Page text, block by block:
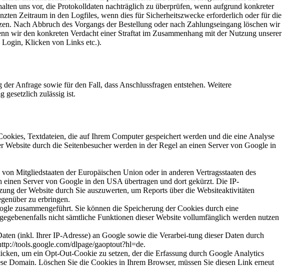
uns vor, die Protokolldaten nachträglich zu überprüfen, wenn aufgrund konkreter
Zeitraum in den Logfiles, wenn dies für Sicherheitszwecke erforderlich oder für die
Nach Abbruch des Vorgangs der Bestellung oder nach Zahlungseingang löschen wir
wir den konkreten Verdacht einer Straftat im Zusammenhang mit der Nutzung unserer
Login, Klicken von Links etc.).
Anfrage sowie für den Fall, dass Anschlussfragen entstehen. Weitere
gesetzlich zulässig ist.
Textdateien, die auf Ihrem Computer gespeichert werden und die eine Analyse
durch die Seitenbesucher werden in der Regel an einen Server von Google in
Mitgliedstaaten der Europäischen Union oder in anderen Vertragsstaaten des
Server von Google in den USA übertragen und dort gekürzt. Die IP-
der Website durch Sie auszuwerten, um Reports über die Websiteaktivitäten
zu erbringen.
zusammengeführt. Sie können die Speicherung der Cookies durch eine
nicht sämtliche Funktionen dieser Website vollumfänglich werden nutzen
(inkl. Ihrer IP-Adresse) an Google sowie die Verarbei-tung dieser Daten durch
tools.google.com/dlpage/gaoptout?hl=de.
um ein Opt-Out-Cookie zu setzen, der die Erfassung durch Google Analytics
Domain. Löschen Sie die Cookies in Ihrem Browser, müssen Sie diesen Link erneut